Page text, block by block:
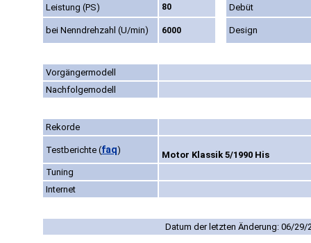
Leistung (PS)
80 Debüt
bei Nenndrehzahl (U/min) 6000 Design
Vorgängermodell
Nachfolgemodell
Rekorde
Testberichte (faq)
Motor Klassik 5/1990 His
Tuning
Internet
Datum der letzten Änderung: 06/29/